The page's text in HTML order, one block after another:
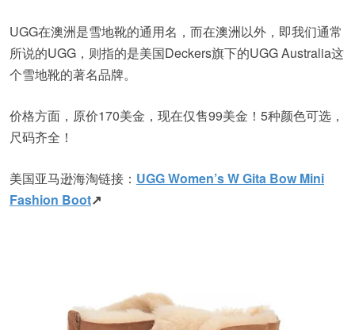
UGG在澳洲是雪地靴的通用名，而在澳洲以外，即我们通常
所说的UGG，则指的是美国Deckers旗下的UGG Australia这
个雪地靴的著名品牌。
价格方面，原价170美金，现在仅售99美金！5种颜色可选，
尺码齐全！
美国亚马逊海淘链接： UGG Women’s W Gita Bow Mini
Fashion Boot↗